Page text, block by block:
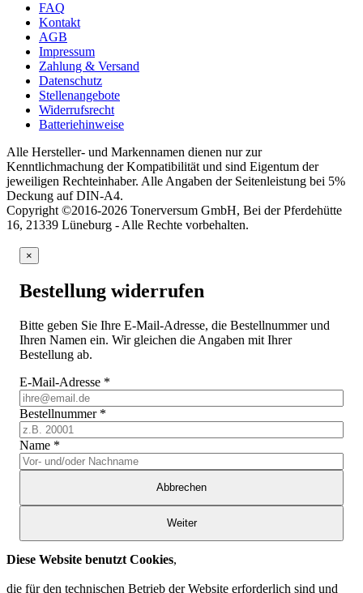
FAQ
Kontakt
AGB
Impressum
Zahlung & Versand
Datenschutz
Stellenangebote
Widerrufsrecht
Batteriehinweise
Alle Hersteller- und Markennamen dienen nur zur
Kenntlichmachung der Kompatibilität und sind Eigentum der
jeweiligen Rechteinhaber. Alle Angaben der Seitenleistung bei 5%
Deckung auf DIN-A4.
Copyright ©2016-2026 Tonerversum GmbH, Bei der Pferdehütte
16, 21339 Lüneburg - Alle Rechte vorbehalten.
×
Bestellung widerrufen
Bitte geben Sie Ihre E-Mail-Adresse, die Bestellnummer und
Ihren Namen ein. Wir gleichen die Angaben mit Ihrer
Bestellung ab.
E-Mail-Adresse *
Bestellnummer *
Name *
Abbrechen
Weiter
Diese Website benutzt Cookies,
die für den technischen Betrieb der Website erforderlich sind und